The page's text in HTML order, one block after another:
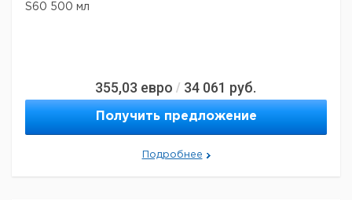
S60 500 мл
355,03 евро / 34 061 руб.
Получить предложение
Подробнее